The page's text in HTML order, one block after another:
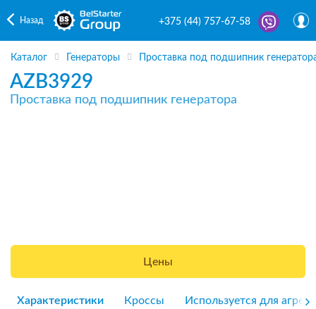
Назад +375 (44) 757-67-58
Каталог Генераторы Проставка под подшипник
AZB3929
Проставка под подшипник генератора
Цены
Характеристики Кроссы Используется для